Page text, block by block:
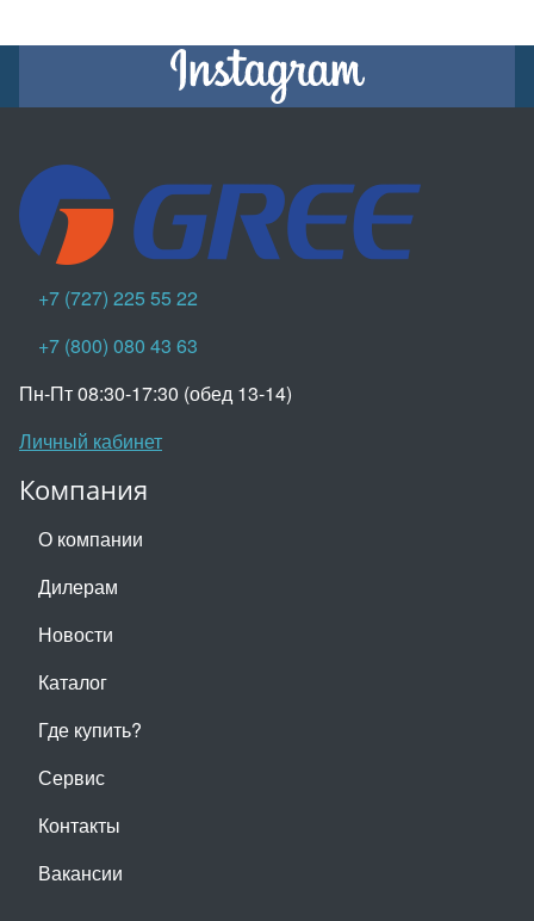
+7 (727) 225 55 22
+7 (800) 080 43 63
Пн-Пт 08:30-17:30 (обед 13-14)
Личный кабинет
Компания
О компании
Дилерам
Новости
Каталог
Где купить?
Сервис
Контакты
Вакансии